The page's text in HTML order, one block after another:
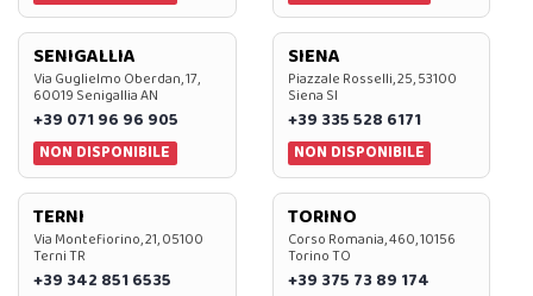
SENIGALLIA
Via Guglielmo Oberdan, 17,
60019 Senigallia AN
+39 071 96 96 905
NON DISPONIBILE
SIENA
Piazzale Rosselli, 25, 53100
Siena SI
+39 335 528 6171
NON DISPONIBILE
TERNI
Via Montefiorino, 21, 05100
Terni TR
+39 342 851 6535
TORINO
Corso Romania, 460, 10156
Torino TO
+39 375 73 89 174